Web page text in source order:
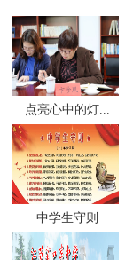
点亮心中的灯...
中学生守则